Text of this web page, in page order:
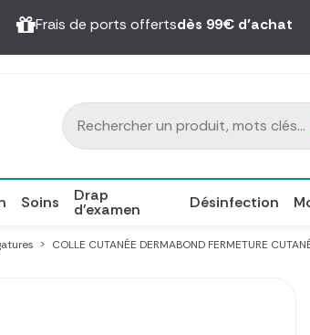
Frais de ports offertsdès 99€ d’achat
Soins Drap
d'examen Désinfection
COLLE CUTANÉE DERMABOND FERMETURE